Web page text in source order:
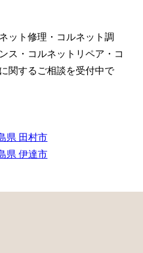
ット修理・コルネット調
ス・コルネットリペア・コ
関するご相談を受付中で
県 田村市
県 伊達市